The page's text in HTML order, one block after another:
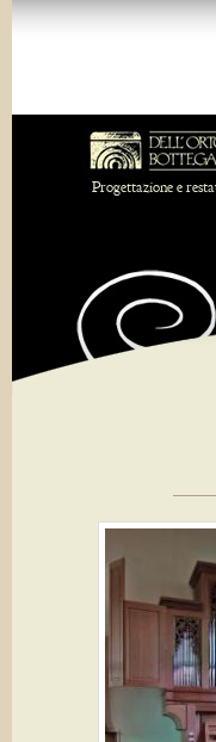
Progettazione e